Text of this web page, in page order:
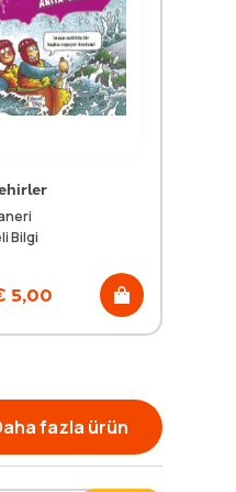
Bilgi
5,00
fazla ürün